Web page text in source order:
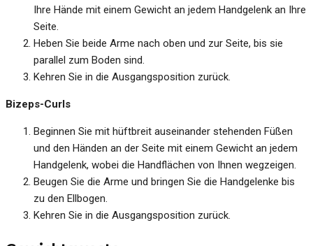
Ihre Hände mit einem Gewicht an jedem Handgelenk an Ihre
Seite.
Heben Sie beide Arme nach oben und zur Seite, bis sie
parallel zum Boden sind.
Kehren Sie in die Ausgangsposition zurück.
Bizeps-Curls
Beginnen Sie mit hüftbreit auseinander stehenden Füßen
und den Händen an der Seite mit einem Gewicht an jedem
Handgelenk, wobei die Handflächen von Ihnen wegzeigen.
Beugen Sie die Arme und bringen Sie die Handgelenke bis
zu den Ellbogen.
Kehren Sie in die Ausgangsposition zurück.